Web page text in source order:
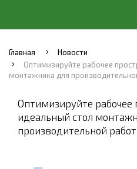
Главная
Новости
Оптимизируйте рабочее
монтажника для
Оптимизируйте рабочее
идеальный стол
производительной